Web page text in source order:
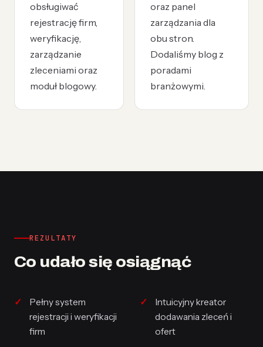
obsługiwać
rejestrację firm,
weryfikację,
zarządzanie
zleceniami oraz
moduł blogowy.
oraz panel
zarządzania dla
obu stron.
Dodaliśmy blog z
poradami
branżowymi.
REZULTATY
Co udało się osiągnąć
Pełny system
rejestracji i weryfikacji
firm
Intuicyjny kreator
dodawania zleceń i
ofert